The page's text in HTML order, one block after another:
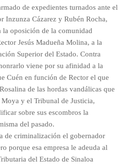
de expedientes turnados ante el
Inzunza Cázarez y Rubén Rocha,
la oposición de la comunidad
Jesús Madueña Molina, a la
Superior del Estado. Contra
viene por su afinidad a la
Cuén en función de Rector el que
de las hordas vandálicas que
y el Tribunal de Justicia,
sobre sus escombros la
del pasado.
de criminalización el gobernador
porque esa empresa le adeuda al
del Estado de Sinaloa